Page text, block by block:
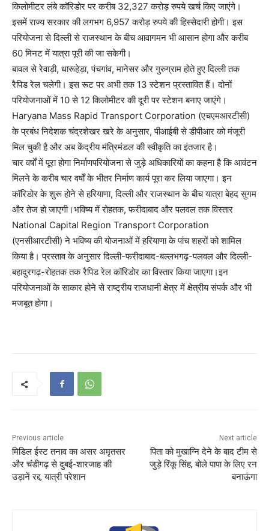
किलोमीटर लंबे कॉरिडोर पर करीब 32,327 करोड़ रुपये खर्च किए जाएंगे।
इसमें राज्य सरकार की लगभग 6,957 करोड़ रुपये की हिस्सेदारी होगी। इस
परियोजना से दिल्ली से राजस्थान के बीच आवागमन भी आसान होगा और करीब
60 मिनट में यात्रा पूरी की जा सकेगी।
बावल से रेवाड़ी, धारूहेड़ा, पंचगांव, मानेसर और गुरुग्राम होते हुए दिल्ली तक
रैपिड रेल चलेगी। इस रूट पर अभी तक 13 स्टेशन प्रस्तावित हैं। दोनों
परियोजनाओं में 10 से 12 किलोमीटर की दूरी पर स्टेशन बनाए जाएंगे।
Haryana Mass Rapid Transport Corporation (एचएमआरटीसी)
के प्रबंध निदेशक चंद्रशेखर खरे के अनुसार, पीआईबी से डीपीआर को मंजूरी
मिल चुकी है और अब केंद्रीय मंत्रिमंडल की स्वीकृति का इंतजार है।
चार वर्षों में पूरा होगा निर्माणपरियोजना से जुड़े अधिकारियों का कहना है कि आवंटन
मिलने के करीब चार वर्षों के भीतर निर्माण कार्य पूरा कर लिया जाएगा। इन
कॉरिडोर के शुरू होने से हरियाणा, दिल्ली और राजस्थान के बीच यात्रा बेहद सुगम
और तेज हो जाएगी।भविष्य में रोहतक, फरीदाबाद और पलवल तक विस्तार
National Capital Region Transport Corporation
(एनसीआरटीसी) ने भविष्य की योजनाओं में हरियाणा के पांच शहरों को शामिल
किया है। प्रस्ताव के अनुसार दिल्ली-फरीदाबाद-बल्लभगढ़-पलवल और दिल्ली-
बहादुरगढ़-रोहतक तक रैपिड रेल कॉरिडोर का विस्तार किया जाएगा।इन
परियोजनाओं के साकार होने से राष्ट्रीय राजधानी क्षेत्र में क्षेत्रीय संपर्क और भी
मजबूत होगा।
Previous article
मिडिल ईस्ट तनाव का असर अमृतसर
और चंडीगढ़ से दुबई-शारजाह की
उड़ानें रद्द, यात्री परेशान
Next article
पिता को मुखाग्नि देने के बाद टीम से
जुड़े रिंकू सिंह, बोले पापा के लिए रन
बनाऊंगा